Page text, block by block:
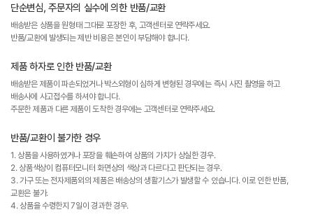
단순변심, 주문자의 실수에 의한 반품/교환
배송받은 상품을 원형태 그대로 포장한 후, 고객센터로 연락주세요.
반품/교환에 발생되는 제반 비용은 본인이 부담해야 합니다.
제품 하자로 인한 반품/교환
배송받은 제품이 파손되었거나 박스외형이 심하게 변형된 경우에는 즉시 사진 촬영을 하고
배송사에 사고접수를 하셔야 합니다.
주문한 제품과 다른 제품이 도착한 경우에는 고객센터로 연락주세요.
반품/교환이 불가한 경우
1. 상품을 사용하였거나 포장을 훼손하여 상품의 가치가 상실한 경우.
2. 상품색상이 컴퓨터모니터 화면상의 색상과 다르다고 판단되는 경우.
3. 가구 또는 전자제품외의 제품은 배송상의 생활기스가 발생할 수 있습니다. 이로 인한 반품,
교환은 불가.
4. 상품을 수령한지 7일이 경과한 경우.